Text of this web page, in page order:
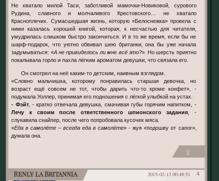
Не хватало милой Таси, заботливой мамочки-Новиковой, сурового
Рудина, славного и молчаливого Крестовского… не хватало
Красноплечих. Сумасшедшая жизнь, которую «Белоснежка» провела с
ними казалась хорошей книгой, которая, к несчастью для читателя,
умудрилась слишком быстро закончиться. И в то же время, если бы не
шарф-подарок, что уютно обвивал шею британки, она бы уже начала
задумываться: «А не привиделось ли мне всё это?». Но шерсть приятно
покалывала горло и пахла лёгким ароматом девушки, что связала его.
Он смотрел на неё каким-то детским, наивным взглядом.
«Словно мальчишка, которому понравилась старшая девочка, но
возраст ещё совсем не тот, чтобы дарить что-то кроме конфет», -
подумала Уоллер, принимая его подношения с лёгкой улыбкой на устах.
- Фэйт, - кратко отвечала девушка, смачивая губы горячим напитком, -
Лечу к своим после ответственного шпионского задания, -
слукавила снайпер, после чего попробовала кусочек мяса.
«Еда в самолёте – всегда еда в самолёте» - жуя «подошву от сапог»,
думала она.
0
4
2015-02-13 00:48:51
Renly la Britannia